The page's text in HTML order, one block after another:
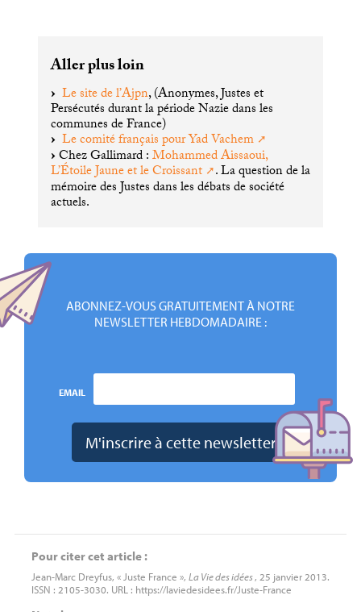
Aller plus loin
Le site de l’Ajpn, (Anonymes, Justes et
Persécutés durant la période Nazie dans les
communes de France)
Le comité français pour Yad Vachem
Chez Gallimard :Mohammed Aissaoui,
L’Étoile Jaune et le Croissant . La question de la
mémoire des Justes dans les débats de société
actuels.
ABONNEZ-VOUS GRATUITEMENT À NOTRE
NEWSLETTER HEBDOMADAIRE :
EMAIL
Pour citer cet article :
Jean-Marc Dreyfus, « Juste France », La Vie des idées, 25 janvier 2013.
ISSN : 2105-3030. URL : https://laviedesidees.fr/Juste-France